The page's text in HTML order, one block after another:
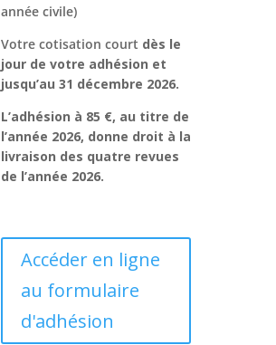
année civile)
Votre cotisation court dès le
jour de votre adhésion et
jusqu’au 31 décembre 2026.
L’adhésion à 85 €, au titre de
l’année 2026, donne droit à la
livraison des quatre revues
de l’année 2026.
Accéder en ligne
au formulaire
d'adhésion